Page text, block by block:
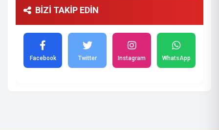
BİZİ TAKİP EDİN
Facebook Twitter Instagram WhatsApp